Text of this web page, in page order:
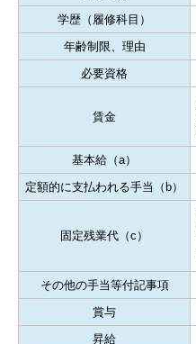
学歴（履修科目）
年齢制限、理由
必要資格
賃金
基本給（a）
定額的に支払われる手当（b）
固定残業代（c）
その他の手当等付記事項
賞与
昇給